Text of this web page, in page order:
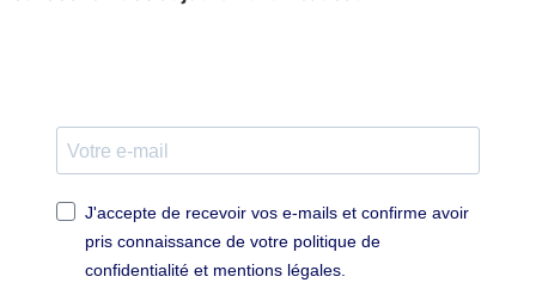
J'accepte de recevoir vos e-mails et confirme avoir
pris connaissance de votre politique de
confidentialité et mentions légales.